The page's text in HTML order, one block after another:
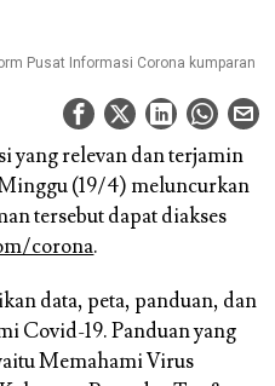
Pusat Informasi Corona kumparan
yang relevan dan terjamin
(19/4) meluncurkan
tersebut dapat diakses
corona.
data, peta, panduan, dan
Covid-19. Panduan yang
Memahami Virus